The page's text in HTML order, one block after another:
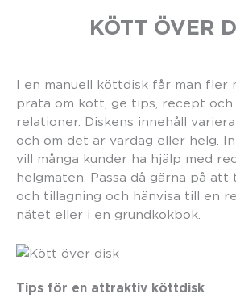
KÖTT ÖVER
I en manuell köttdisk får man fler
prata om kött, ge tips, recept och
relationer. Diskens innehåll
och om det är vardag eller helg.
vill många kunder ha hjälp med
helgmaten. Passa då gärna på
och tillagning och hänvisa till en
nätet eller i en grundkokbok.
Tips för en attraktiv köttdisk